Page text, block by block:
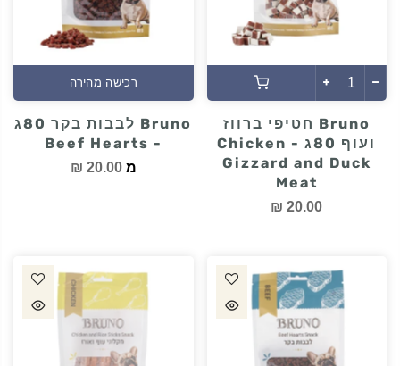
Bruno חטיפי ברווז
ועוף 80ג - Chicken
Gizzard and Duck
Meat
20.00 ₪
רכישה מהירה
Bruno לבבות בקר 80ג
- Beef Hearts
מ 20.00 ₪